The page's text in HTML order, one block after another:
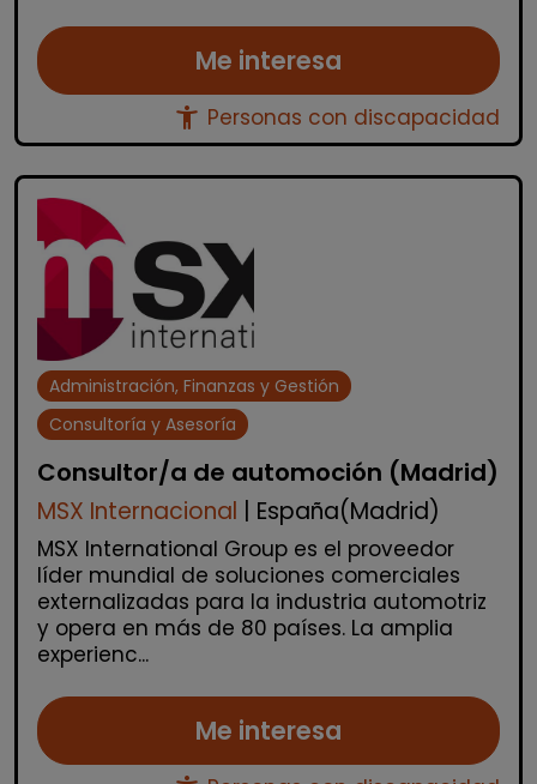
Me interesa
accessibility_new Personas con discapacidad
Administración, Finanzas y Gestión
Consultoría y Asesoría
Consultor/a de automoción (Madrid)
MSX Internacional | España(Madrid)
MSX International Group es el proveedor
líder mundial de soluciones comerciales
externalizadas para la industria automotriz
y opera en más de 80 países. La amplia
experienc...
Me interesa